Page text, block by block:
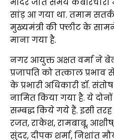
सांड़ आ गया था. तमाम
मुख्यमंत्री की फ्लीट के
माना गया है.
नगर आयुक्त अक्षत वर्मा ने
प्रजापति को तत्काल
के प्रभारी अधिकारी डॉ.
नामित किया गया है. ये
सम्बद्ध किये गये हैं. इसी
रजत, राकेश, रामबाबू,
सुंदर, दीपक शर्मा, निशांत